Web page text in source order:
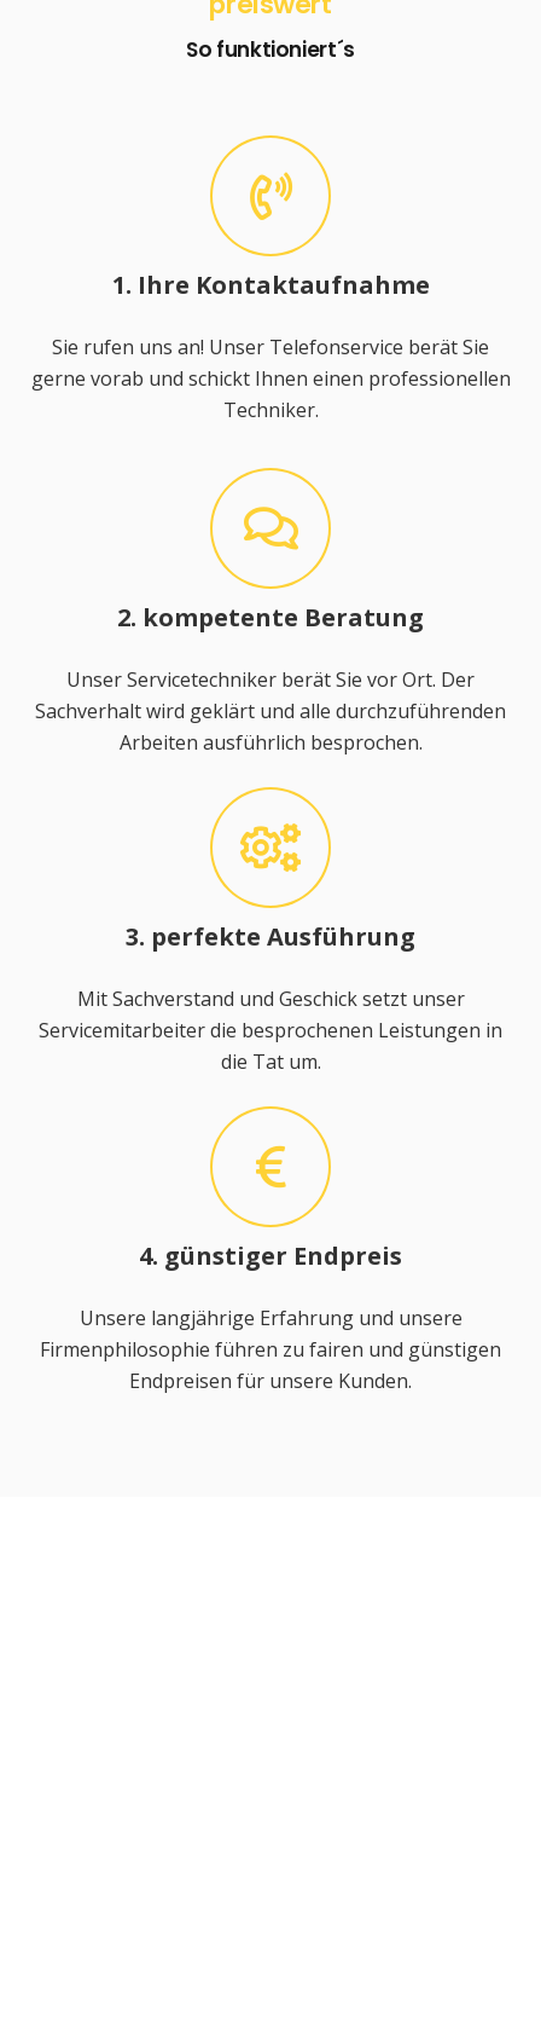
So funktioniert´s
1. Ihre Kontaktaufnahme
Sie rufen uns an! Unser Telefonservice berät Sie
gerne vorab und schickt Ihnen einen professionellen
Techniker.
2. kompetente Beratung
Unser Servicetechniker berät Sie vor Ort. Der
Sachverhalt wird geklärt und alle durchzuführenden
Arbeiten ausführlich besprochen.
3. perfekte Ausführung
Mit Sachverstand und Geschick setzt unser
Servicemitarbeiter die besprochenen Leistungen in
die Tat um.
4. günstiger Endpreis
Unsere langjährige Erfahrung und unsere
Firmenphilosophie führen zu fairen und günstigen
Endpreisen für unsere Kunden.